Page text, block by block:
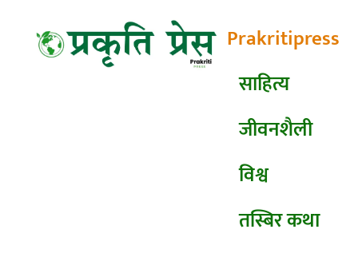
Prakritipress
साहित्य
जीवनशैली
विश्व
तस्बिर कथा